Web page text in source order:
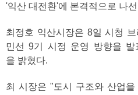
'익산 대전환'에 본격적으로 나
최정호 익산시장은 8일 시청
민선 9기 시정 운영 방향을
을 밝혔다.
최 시장은 "도시 구조와 산업